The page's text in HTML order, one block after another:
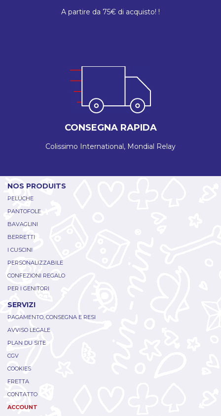
A partire da 75€ di acquisto! !
CONSEGNA RAPIDA
Colissimo International, Mondial Relay
NOS PRODUITS
PELUCHE
PANTOFOLE
BAVAGLINI
BERRETTI
I CUSCINI
PERSONALIZZABILE
CONFEZIONI REGALO
PER I GENITORI
SERVIZI
PAGAMENTO, CONSEGNA E RESI
AVVISO LEGALE
PLAN DU SITE
CGV
COOKIES
FRETTA
CONTATTO
ACCOUNT